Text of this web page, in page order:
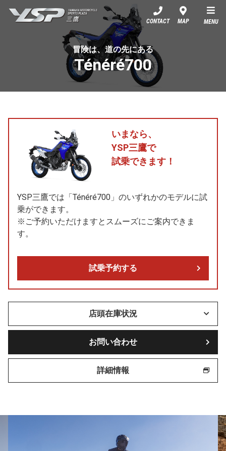
YSP三鷹
CONTACT MAP MENU
冒険は、道の先にある
Ténéré700
いまなら、
YSP三鷹で
試乗できます！
YSP三鷹では「Ténéré700」のいずれかのモデルに試
乗ができます。
※ご予約いただけますとスムーズにご案内できま
す。
試乗予約する
店頭在庫状況
お問い合わせ
詳細情報